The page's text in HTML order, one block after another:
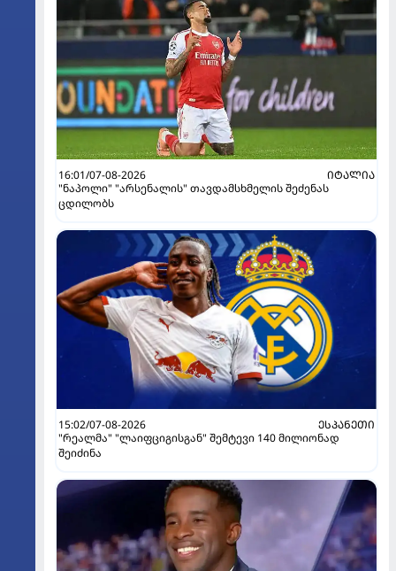
16:01/07-08-2026
ᲘᲢᲐᲚᲘᲐ
"ნაპოლი" "არსენალის" თავდამსხმელის შეძენას
ცდილობს
15:02/07-08-2026
ᲔᲡᲞᲐᲜᲔᲗᲘ
"რეალმა" "ლაიფციგისგან" შემტევი 140 მილიონად
შეიძინა